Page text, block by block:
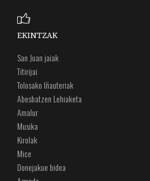
EKINTZAK
San Juan jaiak
Titirijai
Tolosako Iñauteriak
Abesbatzen Lehiaketa
Amalur
Musika
Kirolak
Mice
Donejakue bidea